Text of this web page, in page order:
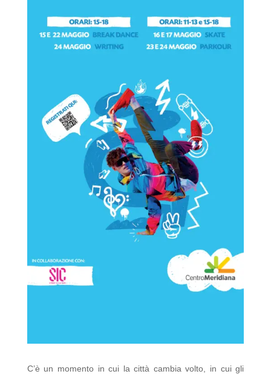
C’è un momento in cui la città cambia volto, in cui gli